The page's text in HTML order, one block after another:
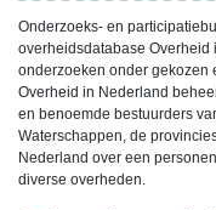
Onderzoeks- en
overheidsdatabase Overheid
onderzoeken onder gekozen
Overheid in Nederland
en benoemde bestuurders
Waterschappen, de
Nederland over een
diverse overheden.